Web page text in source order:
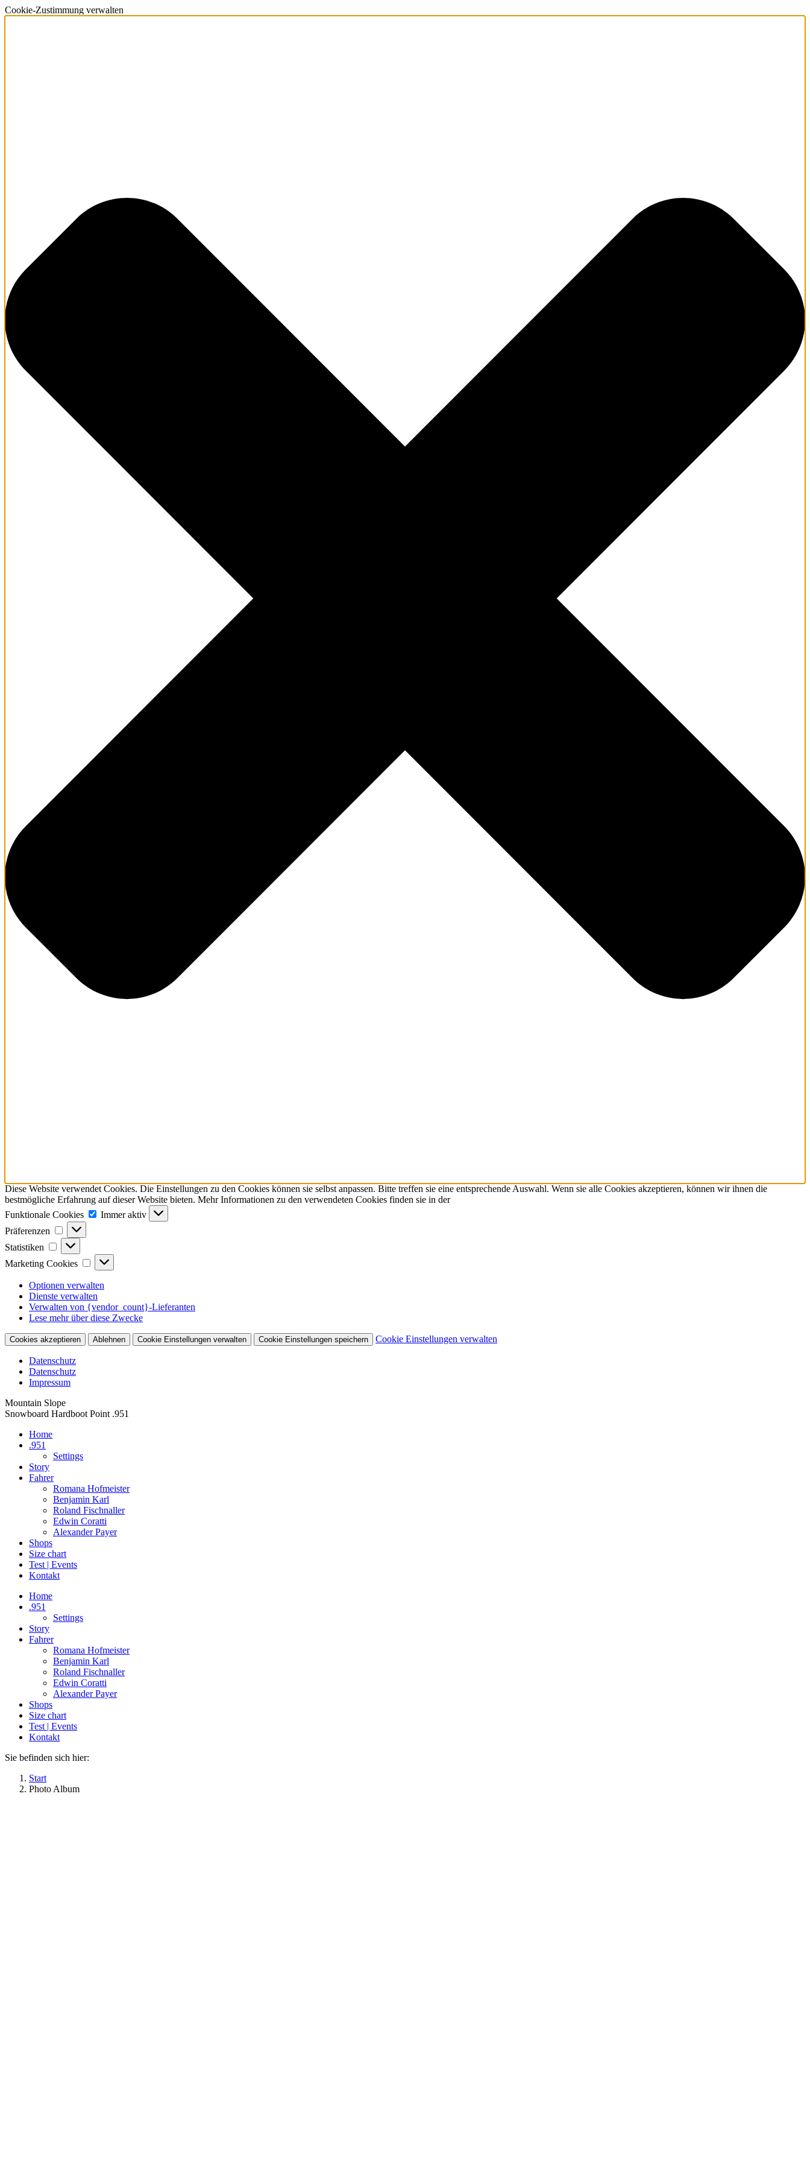
Cookie-Zustimmung verwalten
Diese Website verwendet Cookies. Die Einstellungen zu den Cookies können sie selbst anpassen. Bitte treffen sie eine entsprechende Auswahl. Wenn sie alle Cookies akzeptieren, können wir ihnen die
bestmögliche Erfahrung auf dieser Website bieten. Mehr Informationen zu den verwendeten Cookies finden sie in der
Funktionale Cookies
Funktionale
Cookies
Immer aktiv
Präferenzen
Präferenzen
Statistiken Statistiken
Marketing Cookies
Marketing
Cookies
Optionen verwalten
Dienste verwalten
Verwalten von {vendor_count}-Lieferanten
Lese mehr über diese Zwecke
Cookies akzeptieren Ablehnen Cookie Einstellungen verwalten Cookie Einstellungen speichern Cookie Einstellungen verwalten
Datenschutz
Datenschutz
Impressum
Zum
Inhalt
Mountain Slope
Snowboard Hardboot Point .951
Home
.951
Settings
Story
Fahrer
Romana Hofmeister
Benjamin Karl
Roland Fischnaller
Edwin Coratti
Alexander Payer
Shops
Size chart
Test | Events
Kontakt
Facebook
page
new
Instagram
page
new
Home
.951
Settings
Story
Fahrer
Romana Hofmeister
Benjamin Karl
Roland Fischnaller
Edwin Coratti
Alexander Payer
Shops
Size chart
Test | Events
Kontakt
Sie befinden sich hier:
Start
Photo Album